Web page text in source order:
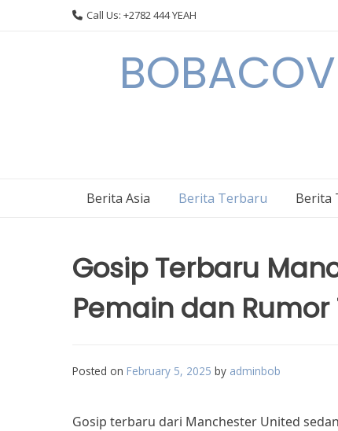
Call Us: +2782 444 YEAH
Berita Asia Berita Terbaru Berita
Gosip Terbaru
Pemain dan Rumor
Posted on February 5, 2025 by adminbob
Gosip terbaru dari Manchester United